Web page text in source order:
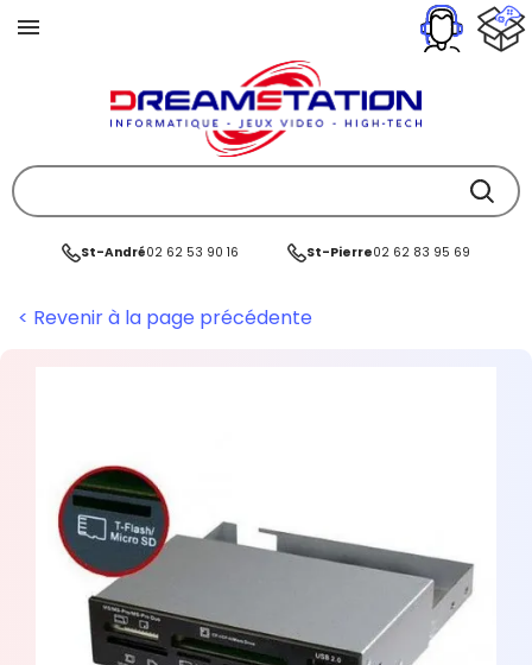
St-André02 62 53 90 16 St-Pierre02 62 83 95 69
< Revenir à la page précédente